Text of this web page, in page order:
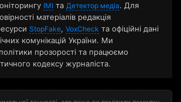
ІМІ та Детектор медіа. Для
матеріалів редакція
StopFake, VoxCheck та офіційні дані
комунікацій України. Ми
прозорості та працюємо
кодексу журналіста.